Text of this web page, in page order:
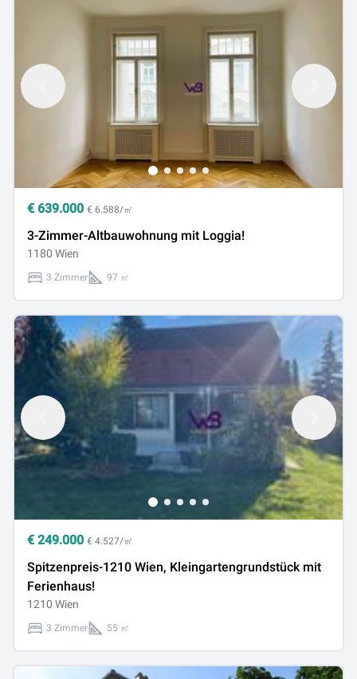
€ 639.000 € 6.588/㎡
3-Zimmer-Altbauwohnung mit Loggia!
1180 Wien
3 Zimmer 97 ㎡
€ 249.000 € 4.527/㎡
Spitzenpreis-1210 Wien, Kleingartengrundstück mit
Ferienhaus!
1210 Wien
3 Zimmer 55 ㎡